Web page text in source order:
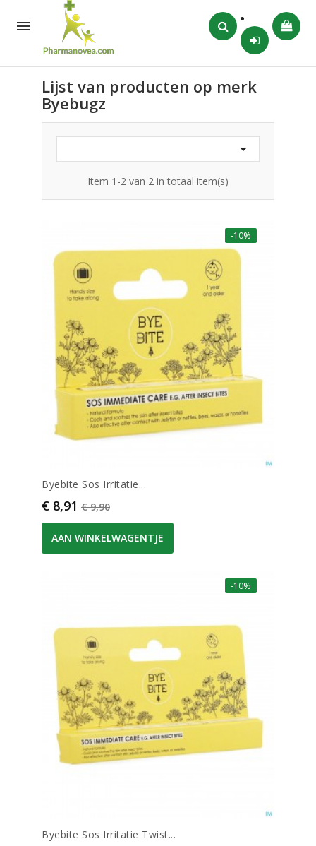

Lijst van producten op merk
Byebugz

Item 1-2 van 2 in totaal item(s)
-10%
Byebite Sos Irritatie...
Prijs
€ 8,91 Normale prijs
€ 9,90
AAN WINKELWAGENTJE
-10%
Byebite Sos Irritatie Twist...